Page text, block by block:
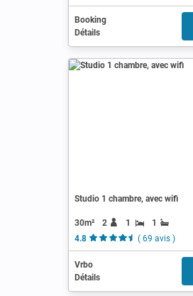
Booking
Détails
Studio 1 chambre, avec wifi
30m² 2 1
1
4.8
( 69 avis )
Vrbo
Détails